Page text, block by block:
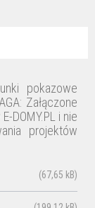
pokazowe
Załączone
DOMY.PL i nie
projektów
(67,65 kB)